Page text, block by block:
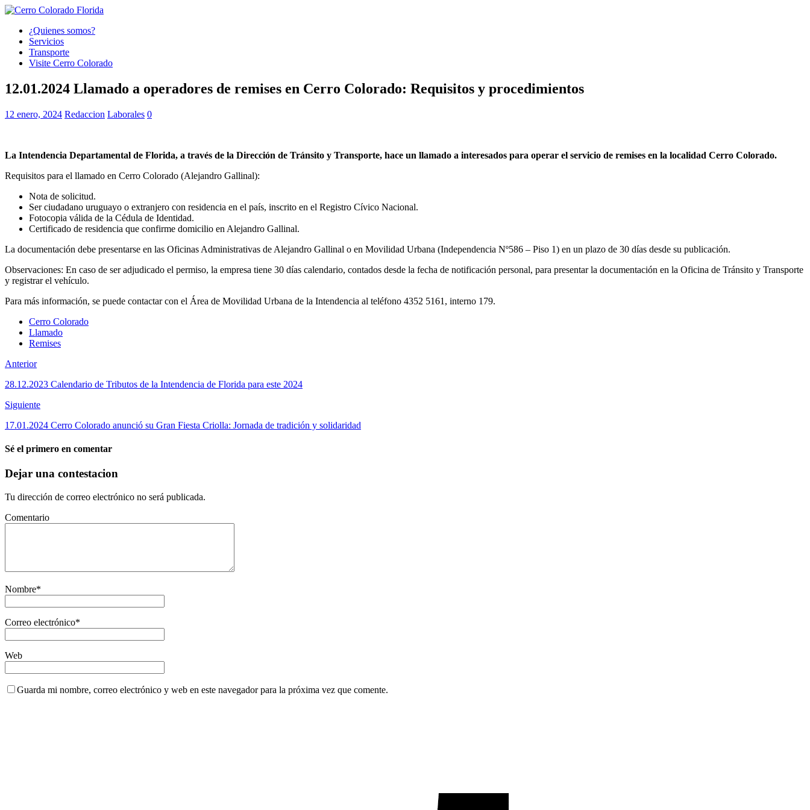
¿Quienes somos?
Servicios
Transporte
Visite Cerro Colorado
12.01.2024 Llamado a operadores de remises en Cerro Colorado: Requisitos y procedimientos
12 enero, 2024 Redaccion Laborales 0
La Intendencia Departamental de Florida, a través de la Dirección de Tránsito y Transporte, hace un llamado a interesados para operar el servicio de remises en la localidad Cerro Colorado.
Requisitos para el llamado en Cerro Colorado (Alejandro Gallinal):
Nota de solicitud.
Ser ciudadano uruguayo o extranjero con residencia en el país, inscrito en el Registro Cívico Nacional.
Fotocopia válida de la Cédula de Identidad.
Certificado de residencia que confirme domicilio en Alejandro Gallinal.
La documentación debe presentarse en las Oficinas Administrativas de Alejandro Gallinal o en Movilidad Urbana (Independencia Nº586 – Piso 1) en un plazo de 30 días desde su publicación.
Observaciones: En caso de ser adjudicado el permiso, la empresa tiene 30 días calendario, contados desde la fecha de notificación personal, para presentar la documentación en la Oficina de Tránsito y Transporte
y registrar el vehículo.
Para más información, se puede contactar con el Área de Movilidad Urbana de la Intendencia al teléfono 4352 5161, interno 179.
Cerro Colorado
Llamado
Remises
Anterior
28.12.2023 Calendario de Tributos de la Intendencia de Florida para este 2024
Siguiente
17.01.2024 Cerro Colorado anunció su Gran Fiesta Criolla: Jornada de tradición y solidaridad
Sé el primero en comentar
Dejar una contestacion
Tu dirección de correo electrónico no será publicada.
Comentario
Nombre*
Correo electrónico*
Web
Guarda mi nombre, correo electrónico y web en este navegador para la próxima vez que comente.